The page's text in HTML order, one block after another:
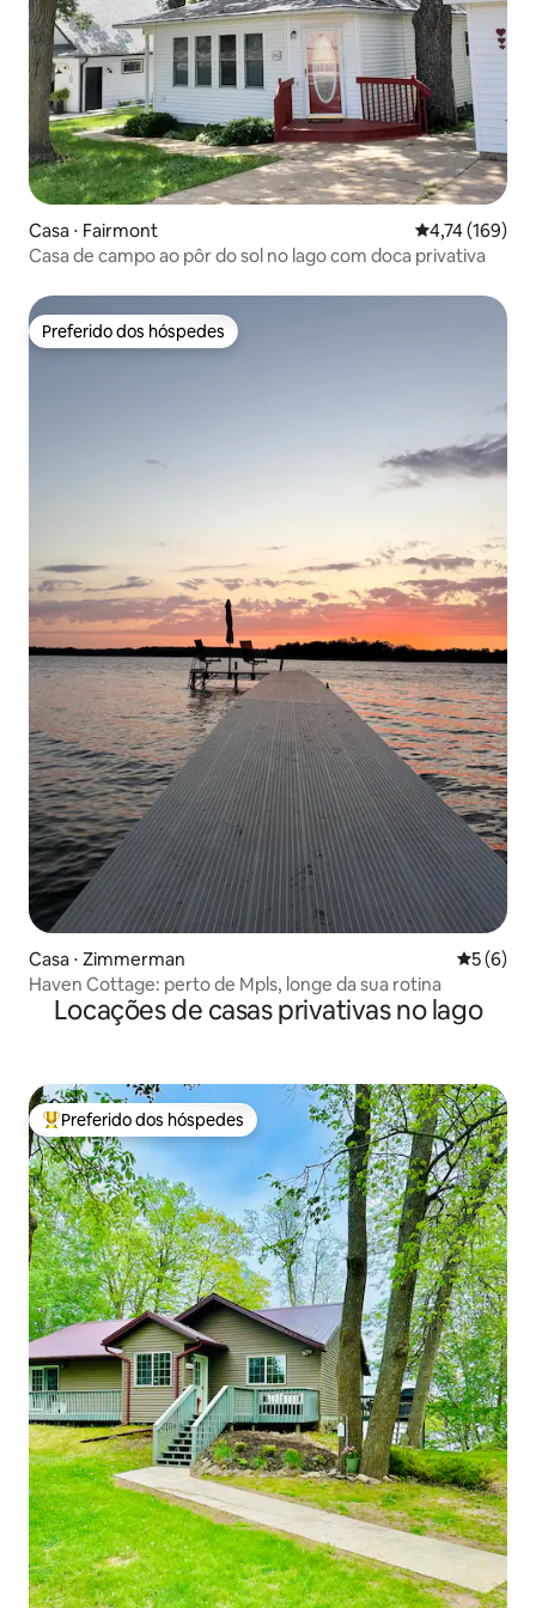
Casa ⋅ Fairmont 4,74 de uma
4,74 (169)
Casa de campo ao pôr do sol no lago com doca privativa
Preferido dos hóspedes
Preferido dos hóspedes
Casa ⋅ Zimmerman 5 de
5 (6)
Haven Cottage: perto de Mpls, longe da sua rotina
Locações de casas privativas no lago
Entre os melhores preferidos dos hóspedes
Preferido dos hóspedes